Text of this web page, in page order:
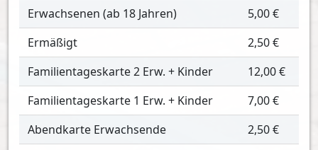
Erwachsenen (ab 18 Jahren)
5,00 €
Ermäßigt
2,50 €
Familientageskarte 2 Erw. + Kinder
12,00 €
Familientageskarte 1 Erw. + Kinder
7,00 €
Abendkarte Erwachsende
2,50 €